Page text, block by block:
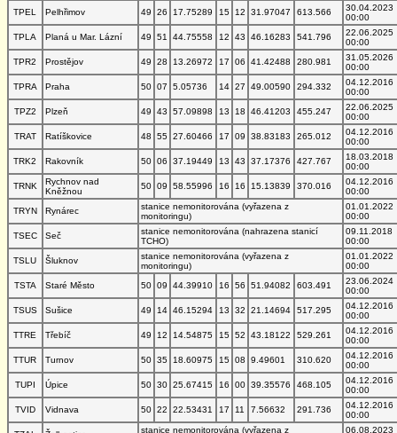
TPEL
Pelhřimov 49 26 17.75289 15 12 31.97047 613.566
30.04.2023
00:00
TPLA
Planá u Mar. Lázní 49 51 44.75558 12 43 46.16283 541.796
22.06.2025
00:00
TPR2
Prostějov 49 28 13.26972 17 06 41.42488 280.981
31.05.2026
00:00
TPRA
Praha 50 07 5.05736 14 27 49.00590 294.332
04.12.2016
00:00
TPZ2
Plzeň 49 43 57.09898 13 18 46.41203 455.247
22.06.2025
00:00
TRAT
Ratíškovice 48 55 27.60466 17 09 38.83183 265.012
04.12.2016
00:00
TRK2
Rakovník 50 06 37.19449 13 43 37.17376 427.767
18.03.2018
00:00
TRNK
Rychnov nad
Kněžnou
50 09 58.55996 16 16 15.13839 370.016
04.12.2016
00:00
TRYN
Rynárec
stanice nemonitorována (vyřazena z
monitoringu)
01.01.2022
00:00
TSEC
Seč
stanice nemonitorována (nahrazena stanicí
TCHO)
09.11.2018
00:00
TSLU
Šluknov
stanice nemonitorována (vyřazena z
monitoringu)
01.01.2022
00:00
TSTA
Staré Město 50 09 44.39910 16 56 51.94082 603.491
23.06.2024
00:00
TSUS
Sušice 49 14 46.15294 13 32 21.14694 517.295
04.12.2016
00:00
TTRE
Třebíč 49 12 14.54875 15 52 43.18122 529.261
04.12.2016
00:00
TTUR
Turnov 50 35 18.60975 15 08 9.49601 310.620
04.12.2016
00:00
TUPI
Úpice 50 30 25.67415 16 00 39.35576 468.105
04.12.2016
00:00
TVID
Vidnava 50 22 22.53431 17 11 7.56632 291.736
04.12.2016
00:00
stanice nemonitorována (vyřazena z
06.08.2023